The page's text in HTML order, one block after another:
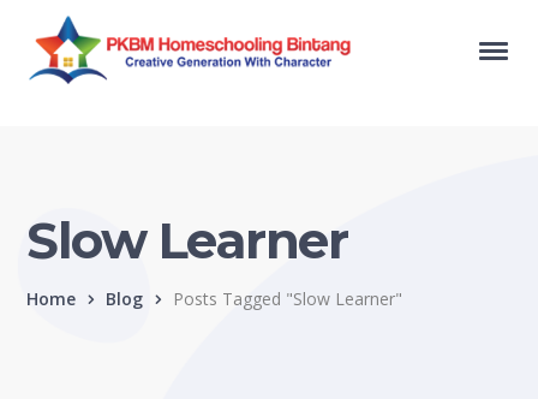
Slow Learner
Home Blog Posts Tagged "Slow Learner"